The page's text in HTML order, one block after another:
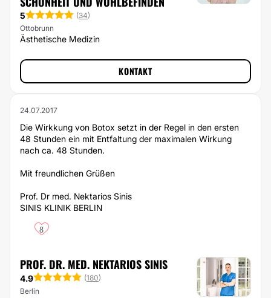
5 (34)
Ottobrunn
Ästhetische Medizin
KONTAKT
24.07.2017
Die Wirkkung von Botox setzt in der Regel in den ersten
48 Stunden ein mit Entfaltung der maximalen Wirkung
nach ca. 48 Stunden.
Mit freundlichen Grüßen
Prof. Dr med. Nektarios Sinis
SINIS KLINIK BERLIN
8
PROF. DR. MED. NEKTARIOS SINIS
4.9 (180)
Berlin